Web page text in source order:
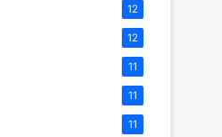
12
12
11
11
11